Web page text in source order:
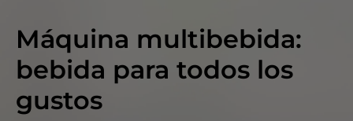
Máquina multibebida:
bebida para todos los
gustos